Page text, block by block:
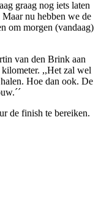
graag nog iets laten
nu hebben we de
om morgen (vandaag)
van den Brink aan
,,Het zal wel
Hoe dan ook. De
de finish te bereiken.